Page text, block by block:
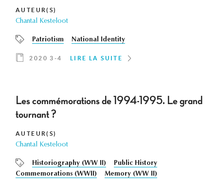
AUTEUR(S)
Chantal Kesteloot
Patriotism National Identity
2020 3-4 LIRE LA SUITE
Les commémorations de 1994-1995. Le grand
tournant ?
AUTEUR(S)
Chantal Kesteloot
Historiography (WW II)
Public History
Commemorations (WWII)
Memory (WW II)